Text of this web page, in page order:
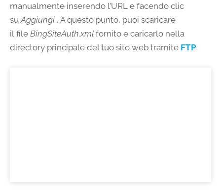
manualmente inserendo l’URL e facendo clic
su Aggiungi . A questo punto, puoi scaricare
il file BingSiteAuth.xml fornito e caricarlo nella
directory principale del tuo sito web tramite FTP: